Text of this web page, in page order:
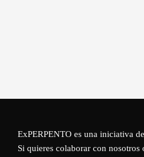
ExPERPENTO es una iniciativa de
Si quieres colaborar con